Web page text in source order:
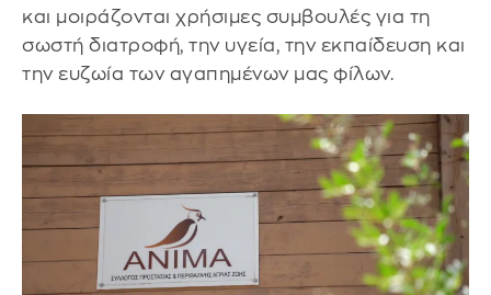
και μοιράζονται χρήσιμες συμβουλές για τη
σωστή διατροφή, την υγεία, την εκπαίδευση και
την ευζωία των αγαπημένων μας φίλων.